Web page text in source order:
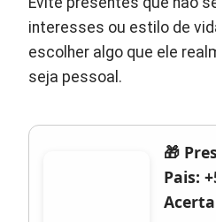
interesses ou estilo de
escolher algo que ele
seja pessoal.
🎁
Pais: